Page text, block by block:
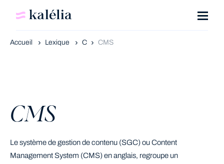
Accueil Lexique C CMS
CMS
Le système de gestion de contenu (SGC) ou Content
Management System (CMS) en anglais, regroupe un